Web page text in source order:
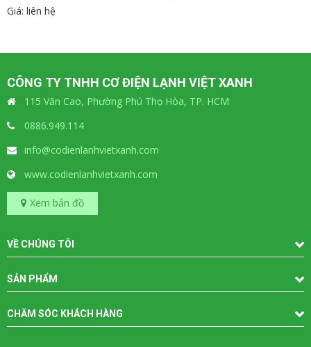
Giá: liên hệ
CÔNG TY TNHH CƠ ĐIỆN LẠNH VIỆT XANH
115 Văn Cao, Phường Phú Thọ Hòa, TP. HCM
0886.949.114
info@codienlanhvietxanh.com
www.codienlanhvietxanh.com
Xem bản đồ
VỀ CHÚNG TÔI
SẢN PHẨM
CHĂM SÓC KHÁCH HÀNG